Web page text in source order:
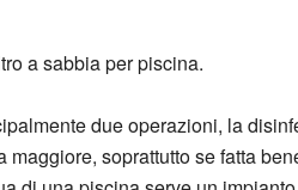
a sabbia per piscina.
due operazioni, la
soprattutto se fatta